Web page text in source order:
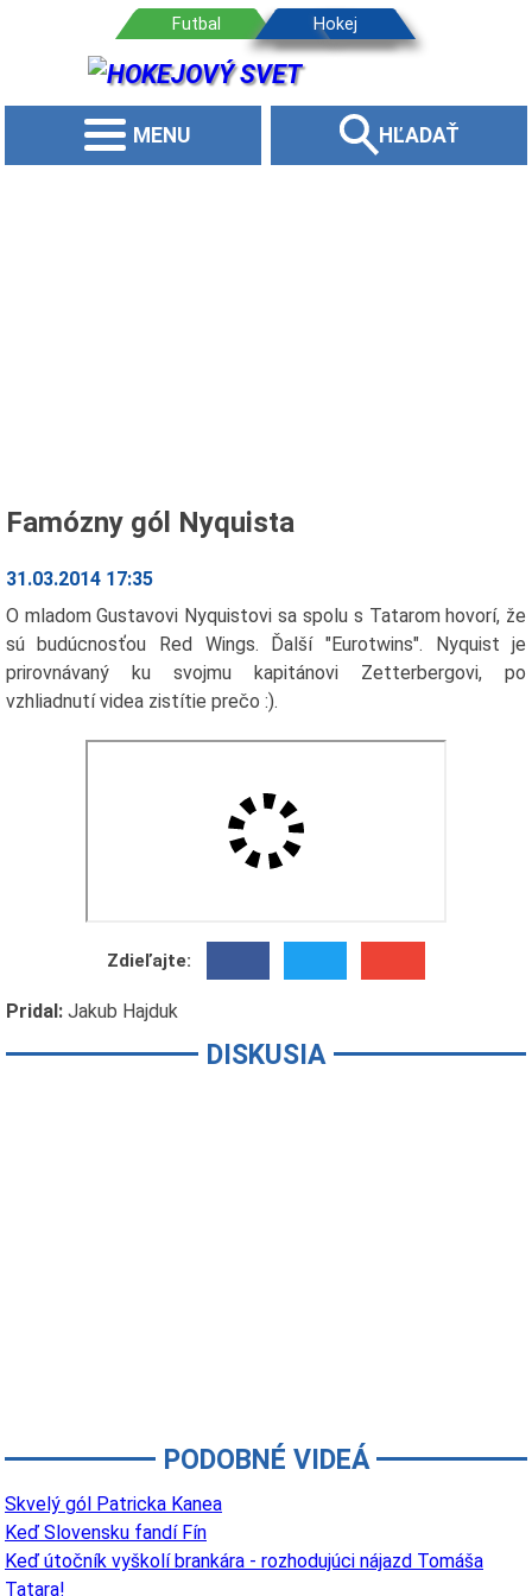
MENU HĽADAŤ
Famózny gól Nyquista
31.03.2014 17:35
O mladom Gustavovi Nyquistovi sa spolu s Tatarom hovorí, že
sú budúcnosťou Red Wings. Ďalší "Eurotwins". Nyquist je
prirovnávaný ku svojmu kapitánovi Zetterbergovi, po
vzhliadnutí videa zistítie prečo :).
Zdieľajte:
Pridal: Jakub Hajduk
DISKUSIA
PODOBNÉ VIDEÁ
Skvelý gól Patricka Kanea
Keď Slovensku fandí Fín
Keď útočník vyškolí brankára - rozhodujúci nájazd Tomáša
Tatara!